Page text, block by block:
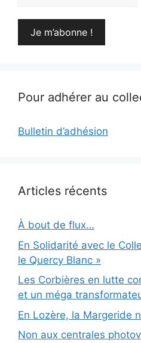
Pour adhérer au
Bulletin d’adhésion
Articles récents
À bout de flux…
En Solidarité avec le
le Quercy Blanc »
Les Corbières en lutte
et un méga
En Lozère, la Margeride
Non aux centrales